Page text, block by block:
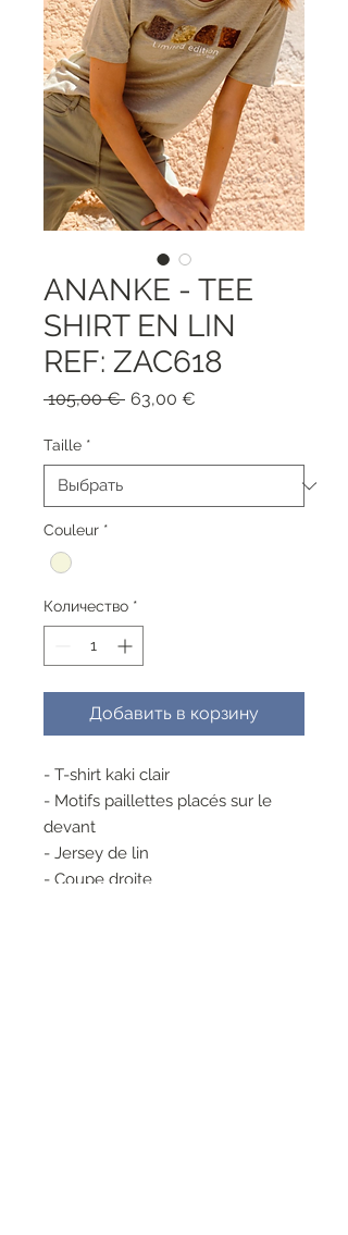
ANANKE - TEE
SHIRT EN LIN
REF: ZAC618
105,00 € Обычная
63,00 €
Taille *
Couleur *
Количество *
Добавить в корзину
- T-shirt kaki clair
- Motifs paillettes placés sur le
devant
- Jersey de lin
- Coupe droite